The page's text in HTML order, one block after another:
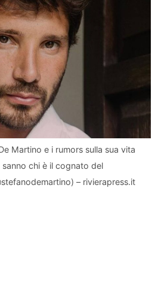
Martino e i rumors sulla sua vita
chi è il cognato del
– rivierapress.it